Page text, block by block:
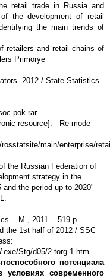
retail trade in Russia and
the development of retail
the main trends of
retailers and retail chains of
Primorye
2012 / State Statistics
pok.rar
resource]. - Re-mode
main/enterprise/
the Russian Federation of
strategy in the
and the period up to 2020"
- M., 2011. - 519 p.
the 1st half of 2012 / SSC
Stg/d05/2-torg-1.htm
потенциала
условиях современного